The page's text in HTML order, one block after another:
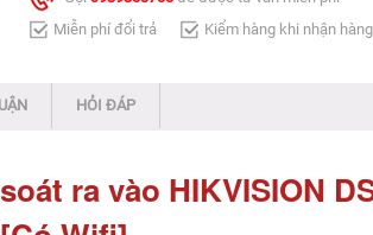
Miễn phí đổi trả
Kiểm hàng khi nhận hàng
HỎI ĐÁP
ra vào HIKVISION